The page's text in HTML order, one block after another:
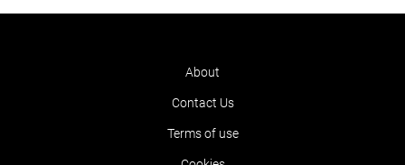
About
Contact Us
Terms of use